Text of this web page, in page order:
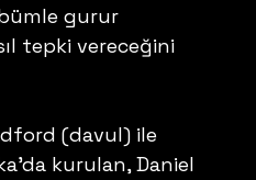
gurur
tepki vereceğini
(davul) ile
kurulan, Daniel